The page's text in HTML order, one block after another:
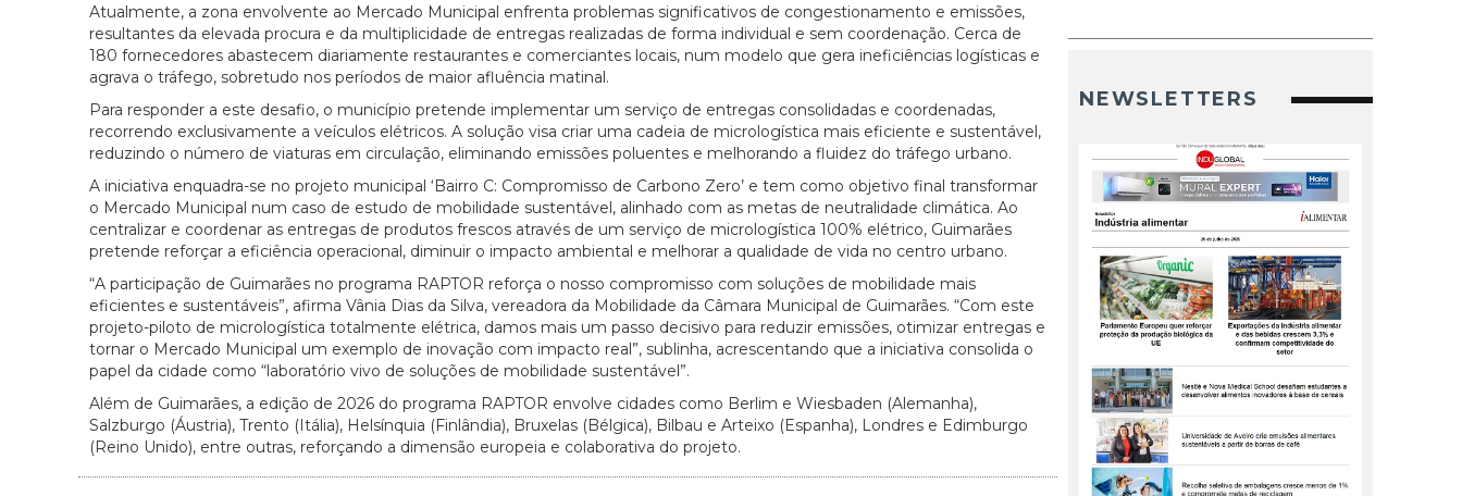
Atualmente, a zona envolvente ao Mercado Municipal enfrenta problemas significativos de congestionamento e emissões,
resultantes da elevada procura e da multiplicidade de entregas realizadas de forma individual e sem coordenação. Cerca de
180 fornecedores abastecem diariamente restaurantes e comerciantes locais, num modelo que gera ineficiências logísticas e
agrava o tráfego, sobretudo nos períodos de maior afluência matinal.
Para responder a este desafio, o município pretende implementar um serviço de entregas consolidadas e coordenadas,
recorrendo exclusivamente a veículos elétricos. A solução visa criar uma cadeia de micrologística mais eficiente e sustentável,
reduzindo o número de viaturas em circulação, eliminando emissões poluentes e melhorando a fluidez do tráfego urbano.
A iniciativa enquadra-se no projeto municipal ‘Bairro C: Compromisso de Carbono Zero’ e tem como objetivo final transformar
o Mercado Municipal num caso de estudo de mobilidade sustentável, alinhado com as metas de neutralidade climática. Ao
centralizar e coordenar as entregas de produtos frescos através de um serviço de micrologística 100% elétrico, Guimarães
pretende reforçar a eficiência operacional, diminuir o impacto ambiental e melhorar a qualidade de vida no centro urbano.
“A participação de Guimarães no programa RAPTOR reforça o nosso compromisso com soluções de mobilidade mais
eficientes e sustentáveis”, afirma Vânia Dias da Silva, vereadora da Mobilidade da Câmara Municipal de Guimarães. “Com este
projeto-piloto de micrologística totalmente elétrica, damos mais um passo decisivo para reduzir emissões, otimizar entregas e
tornar o Mercado Municipal um exemplo de inovação com impacto real”, sublinha, acrescentando que a iniciativa consolida o
papel da cidade como “laboratório vivo de soluções de mobilidade sustentável”.
Além de Guimarães, a edição de 2026 do programa RAPTOR envolve cidades como Berlim e Wiesbaden (Alemanha),
Salzburgo (Áustria), Trento (Itália), Helsínquia (Finlândia), Bruxelas (Bélgica), Bilbau e Arteixo (Espanha), Londres e Edimburgo
(Reino Unido), entre outras, reforçando a dimensão europeia e colaborativa do projeto.
NEWSLETTERS